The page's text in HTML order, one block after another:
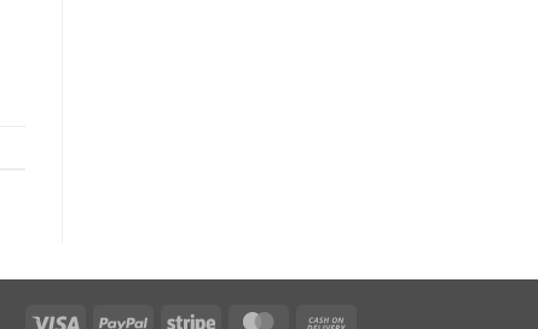
Visa PayPal Stripe MasterCard